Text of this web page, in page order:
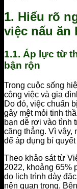
1. Hiểu rõ
việc nấu ăn
1.1. Áp lực từ
bận rộn
Trong cuộc sống
công việc và gia
Do đó, việc chuẩn
gây mệt mỏi tinh
bạn dễ rơi vào tình
căng thẳng. Vì vậy,
để áp dụng bí
Theo khảo sát từ
2022, khoảng 65%
do lịch trình dày
nên quan trọng.